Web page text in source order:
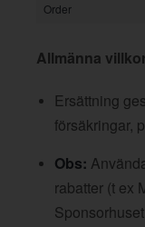
Order
Allmänna
Ersättning
försäkringar,
Obs:
rabatter (t ex